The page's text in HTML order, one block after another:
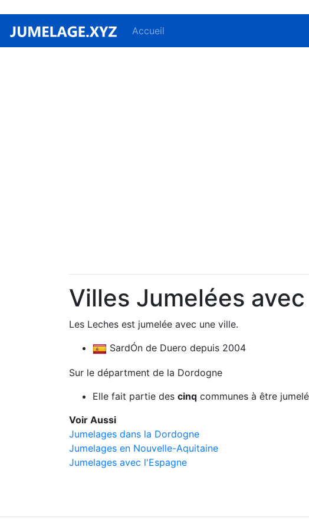
Accueil
Villes Jumelées
Les Leches est jumelée avec une ville.
SardÓn de Duero depuis 2004
Sur le départment de la Dordogne
Elle fait partie des cinq communes à être
Voir Aussi
Jumelages dans la Dordogne
Jumelages en Nouvelle-Aquitaine
Jumelages avec l'Espagne